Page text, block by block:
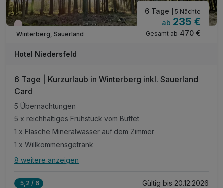
Nur noch Restplätze
Winterberg, Sauerland
6 Tage | 5 Nächte
ab 235 €
Gesamt ab 470 €
Hotel Niedersfeld
6 Tage | Kurzurlaub in Winterberg inkl. Sauerland
Card
5 Übernachtungen
5 x reichhaltiges Frühstück vom Buffet
1 x Flasche Mineralwasser auf dem Zimmer
1 x Willkommensgetränk
Alle Inklusivleistungen
8 weitere anzeigen
5,2 / 6 Gültig bis 20.12.2026